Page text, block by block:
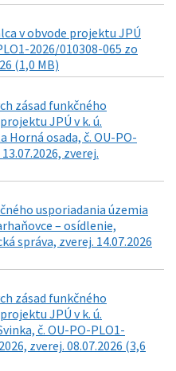
v obvode projektu JPÚ
2026/010308-065 zo
(1,0 MB)
zásad funkčného
JPÚ v k. ú.
Horná osada, č. OU-PO-
zverej.
usporiadania územia
– osídlenie,
správa, zverej. 14.07.2026
zásad funkčného
JPÚ v k. ú.
č. OU-PO-PLO1-
zverej. 08.07.2026 (3,6